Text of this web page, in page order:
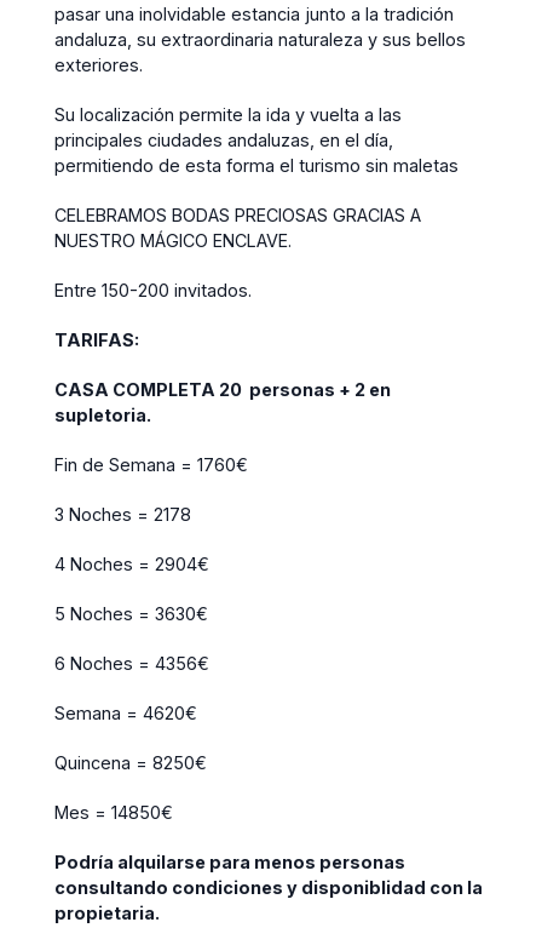
pasar una inolvidable estancia junto a la tradición
andaluza, su extraordinaria naturaleza y sus bellos
exteriores.
Su localización permite la ida y vuelta a las
principales ciudades andaluzas, en el día,
permitiendo de esta forma el turismo sin maletas
CELEBRAMOS BODAS PRECIOSAS GRACIAS A
NUESTRO MÁGICO ENCLAVE.
Entre 150-200 invitados.
TARIFAS:
CASA COMPLETA 20 personas + 2 en
supletoria.
Fin de Semana = 1760€
3 Noches = 2178
4 Noches = 2904€
5 Noches = 3630€
6 Noches = 4356€
Semana = 4620€
Quincena = 8250€
Mes = 14850€
Podría alquilarse para menos personas
consultando condiciones y disponiblidad con la
propietaria.